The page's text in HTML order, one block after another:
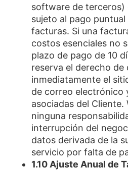
software de
sujeto al pago
facturas. Si una
costos esenciales no
plazo de pago de 10
reserva el derecho de
inmediatamente el
de correo electrónico
asociadas del Cliente.
ninguna
interrupción del
datos derivada de la
servicio por falta de
1.10 Ajuste Anual de